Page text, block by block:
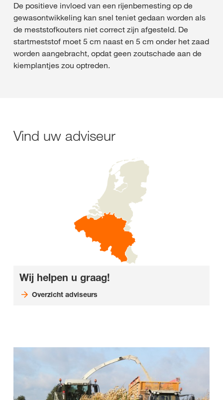
De positieve invloed van een rijenbemesting op de
gewasontwikkeling kan snel teniet gedaan worden als
de meststofkouters niet correct zijn afgesteld. De
startmeststof moet 5 cm naast en 5 cm onder het zaad
worden aangebracht, opdat geen zoutschade aan de
kiemplantjes zou optreden.
Vind uw adviseur
Wij helpen u graag!
Overzicht adviseurs